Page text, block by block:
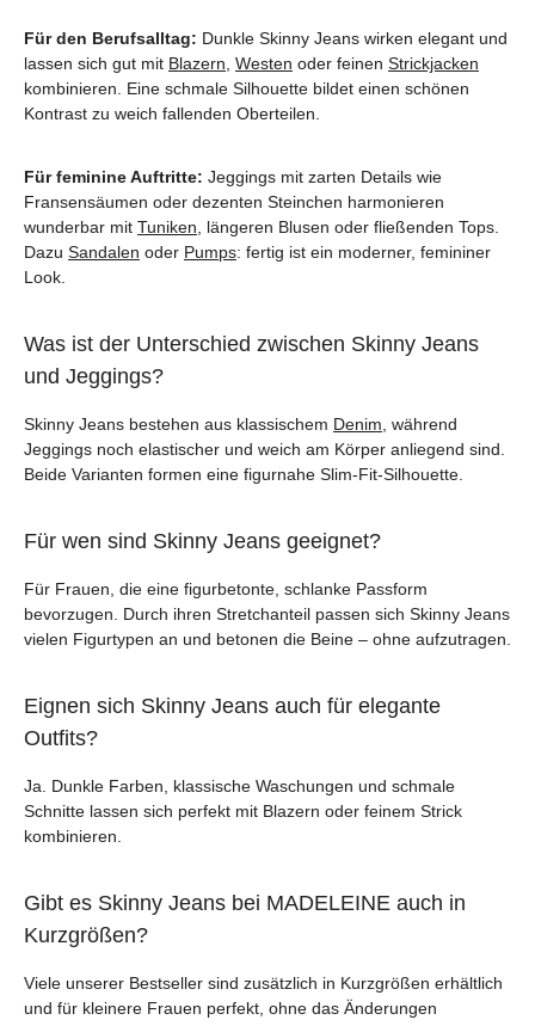
Für den Berufsalltag: Dunkle Skinny Jeans wirken elegant und
lassen sich gut mit Blazern Westen oder feinen Strickjacken
kombinieren. Eine schmale Silhouette bildet einen schönen
Kontrast zu weich fallenden Oberteilen.
Für feminine Auftritte: Jeggings mit zarten Details wie
Fransensäumen oder dezenten Steinchen harmonieren
wunderbar mit Tuniken , längeren Blusen oder fließenden Tops.
Dazu Sandalen oder Pumps: fertig ist ein moderner, femininer
Look.
Was ist der Unterschied zwischen Skinny Jeans
und Jeggings?
Skinny Jeans bestehen aus klassischem Denim , während
Jeggings noch elastischer und weich am Körper anliegend sind.
Beide Varianten formen eine figurnahe Slim-Fit-Silhouette.
Für wen sind Skinny Jeans geeignet?
Für Frauen, die eine figurbetonte, schlanke Passform
bevorzugen. Durch ihren Stretchanteil passen sich Skinny Jeans
vielen Figurtypen an und betonen die Beine – ohne aufzutragen.
Eignen sich Skinny Jeans auch für elegante
Outfits?
Ja. Dunkle Farben, klassische Waschungen und schmale
Schnitte lassen sich perfekt mit Blazern oder feinem Strick
kombinieren.
Gibt es Skinny Jeans bei MADELEINE auch in
Kurzgrößen?
Viele unserer Bestseller sind zusätzlich in Kurzgrößen erhältlich
und für kleinere Frauen perfekt, ohne das Änderungen